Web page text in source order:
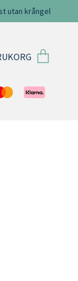
utan krångel